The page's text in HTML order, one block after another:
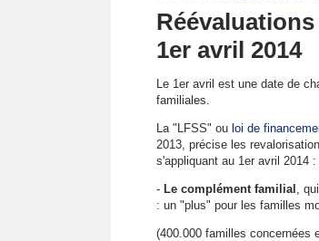
1er avril 2014
Le 1er avril est une date de
familiales.
La "LFSS" ou loi de
2013, précise les
s'appliquant au 1er avril 2014 :
- Le complément familial ,
: un "plus" pour les familles
(400.000 familles concernées